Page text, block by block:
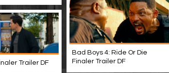
Bad Boys 4: Ride Or Die
Finaler Trailer DF
Trailer DF